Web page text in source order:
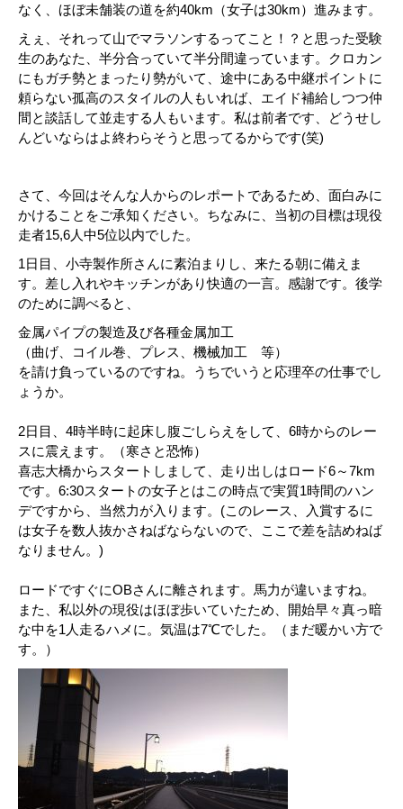
なく、ほぼ未舗装の道を約40km（女子は30km）進みます。
えぇ、それって山でマラソンするってこと！？と思った受験
生のあなた、半分合っていて半分間違っています。クロカン
にもガチ勢とまったり勢がいて、途中にある中継ポイントに
頼らない孤高のスタイルの人もいれば、エイド補給しつつ仲
間と談話して並走する人もいます。私は前者です、どうせし
んどいならはよ終わらそうと思ってるからです(笑)
さて、今回はそんな人からのレポートであるため、面白みに
かけることをご承知ください。ちなみに、当初の目標は現役
走者15,6人中5位以内でした。
1日目、小寺製作所さんに素泊まりし、来たる朝に備えま
す。差し入れやキッチンがあり快適の一言。感謝です。後学
のために調べると、
金属パイプの製造及び各種金属加工
（曲げ、コイル巻、プレス、機械加工 等）
を請け負っているのですね。うちでいうと応理卒の仕事でし
ょうか。
2日目、4時半時に起床し腹ごしらえをして、6時からのレー
スに震えます。（寒さと恐怖）
喜志大橋からスタートしまして、走り出しはロード6～7km
です。6:30スタートの女子とはこの時点で実質1時間のハン
デですから、当然力が入ります。(このレース、入賞するに
は女子を数人抜かさねばならないので、ここで差を詰めねば
なりません。)
ロードですぐにOBさんに離されます。馬力が違いますね。
また、私以外の現役はほぼ歩いていたため、開始早々真っ暗
な中を1人走るハメに。気温は7℃でした。（まだ暖かい方で
す。）